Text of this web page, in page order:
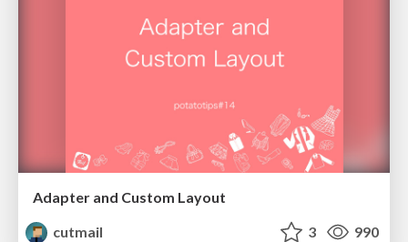
Adapter and Custom Layout
cutmail
3 990